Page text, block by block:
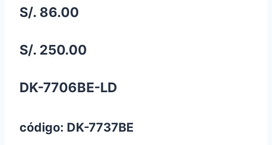
S/. 86.00
S/. 250.00
DK-7706BE-LD
código: DK-7737BE